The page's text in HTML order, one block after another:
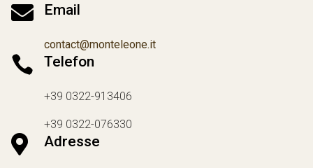
 Email
contact@monteleone.it
 Telefon
+39 0322-913406
+39 0322-076330
 Adresse